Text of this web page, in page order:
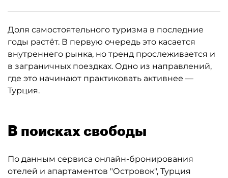
Доля самостоятельного туризма в последние
годы растёт. В первую очередь это касается
внутреннего рынка, но тренд прослеживается и
в заграничных поездках. Одно из направлений,
где это начинают практиковать активнее —
Турция.
В поисках свободы
По данным сервиса онлайн-бронирования
отелей и апартаментов "Островок", Турция